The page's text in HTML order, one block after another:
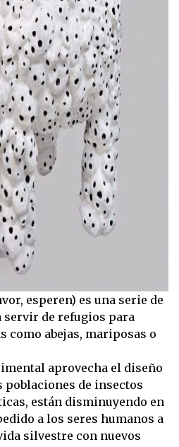
esperen) es una serie de
servir de refugios para
como abejas, mariposas o
aprovecha el diseño
poblaciones de insectos
están disminuyendo en
a los seres humanos a
silvestre con nuevos